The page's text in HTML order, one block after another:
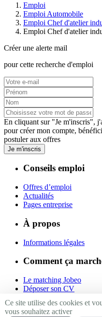
Emploi
Emploi Automobile
Emploi Chef d'atelier
Emploi Chef d'atelier
Créer une alerte mail
pour cette recherche d'emploi
En cliquant sur "Je m'inscris",
pour créer mon compte,
postuler aux offres
Je m'inscris
Conseils emploi
Offres d’emploi
Actualités
Pages entreprise
À propos
Informations légales
Comment ça
Le matching Jobeo
Déposer son CV
Ce site utilise des cookies et
vous souhaitez activer